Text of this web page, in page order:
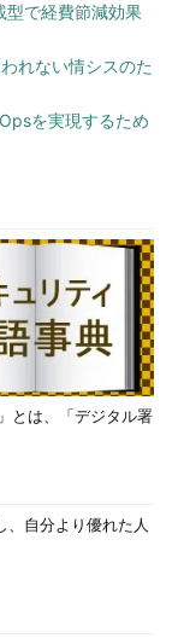
型で経費節減効果
れない情シスのた
を実現するため
とは、「デジタル署
、自分より優れた人